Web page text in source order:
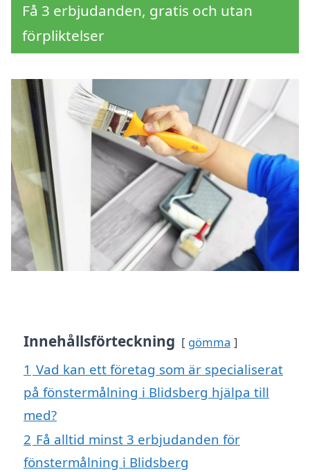
Få 3 erbjudanden, gratis och utan
förpliktelser
Innehållsförteckning gömma
1 Vad kan ett företag som är specialiserat
på fönstermålning i Blidsberg hjälpa till
med?
2 Få alltid minst 3 erbjudanden för
fönstermålning i Blidsberg